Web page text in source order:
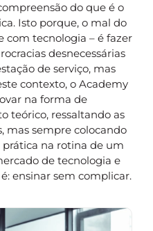
do que é o
Isto porque, o mal do
com tecnologia – é fazer
desnecessárias
de serviço, mas
contexto, o Academy
na forma de
teórico, ressaltando as
mas sempre colocando
na rotina de um
de tecnologia e
ensinar sem complicar.